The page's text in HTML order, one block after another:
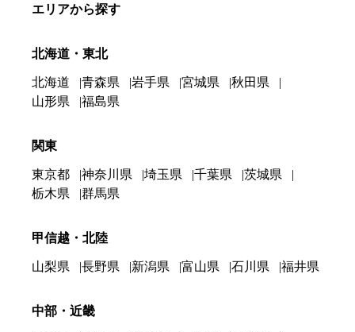
エリアから探す
北海道・東北
北海道 青森県 岩手県 宮城県
秋田県
山形県
福島県
関東
東京都 神奈川県 埼玉県 千葉県
茨城県
栃木県
群馬県
甲信越・北陸
山梨県 長野県 新潟県 富山県 石川県 福井県
中部・近畿